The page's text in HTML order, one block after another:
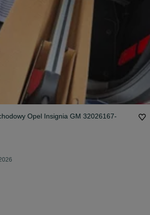
Opel Insignia GM 32026167-